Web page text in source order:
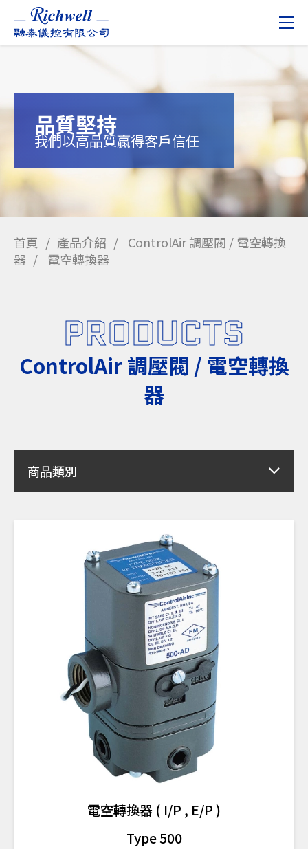
品質堅持
我們以高品質贏得客戶信任
首頁 產品介紹
ControlAir 調壓閥 / 電空轉換
器
電空轉換器
PRODUCTS
ControlAir 調壓閥 / 電空轉換
器
商品類別
電空轉換器 ( I/P , E/P )
Type 500